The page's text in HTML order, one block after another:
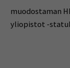
muodostaman
yliopistot -